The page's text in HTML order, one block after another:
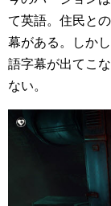
て英語。住民と
幕がある。しか
語字幕が出てこ
ない。